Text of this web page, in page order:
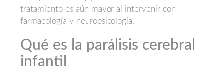
tratamiento es aún mayor al intervenir con
farmacología y neuropsicología.
Qué es la parálisis cerebral
infantil